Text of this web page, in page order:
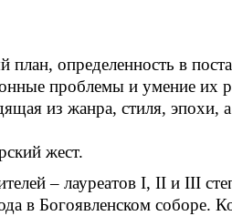
определенность в
проблемы и умение их
из жанра, стиля, эпохи,
жест.
– лауреатов I, II и III
в Богоявленском